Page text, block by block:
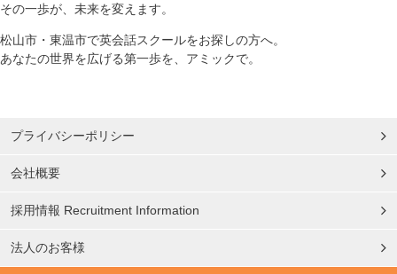
その一歩が、未来を変えます。
松山市・東温市で英会話スクールをお探しの方へ。
あなたの世界を広げる第一歩を、アミックで。
プライバシーポリシー
会社概要
採用情報 Recruitment Information
法人のお客様